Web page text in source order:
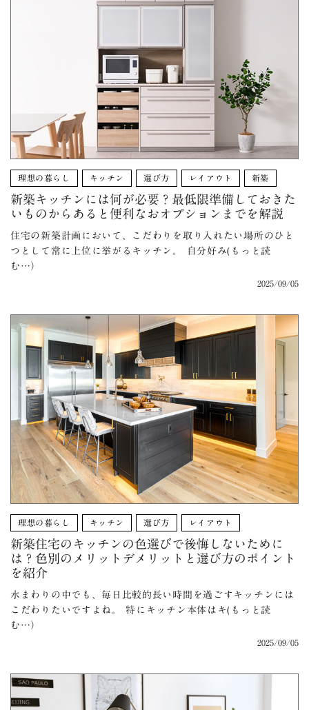
理想の暮らし キッチン 選び方 レイアウト 新築
新築キッチンには何が必要？最低限準備しておきた
いものからあると便利なおオプションまでを解説
住宅の新築計画において、こだわりを取り入れたい場所のひと
つとして常に上位に挙がるキッチン。 自分好み(もっと読
む…）
2025/09/05
理想の暮らし キッチン 選び方 レイアウト
新築住宅のキッチンの色選びで後悔しないために
は？色別のメリットデメリットと選び方のポイント
を紹介
水まわりの中でも、毎日比較的長い時間を過ごすキッチンには
こだわりたいですよね。 特にキッチン本体はキ(もっと読
む…）
2025/09/05